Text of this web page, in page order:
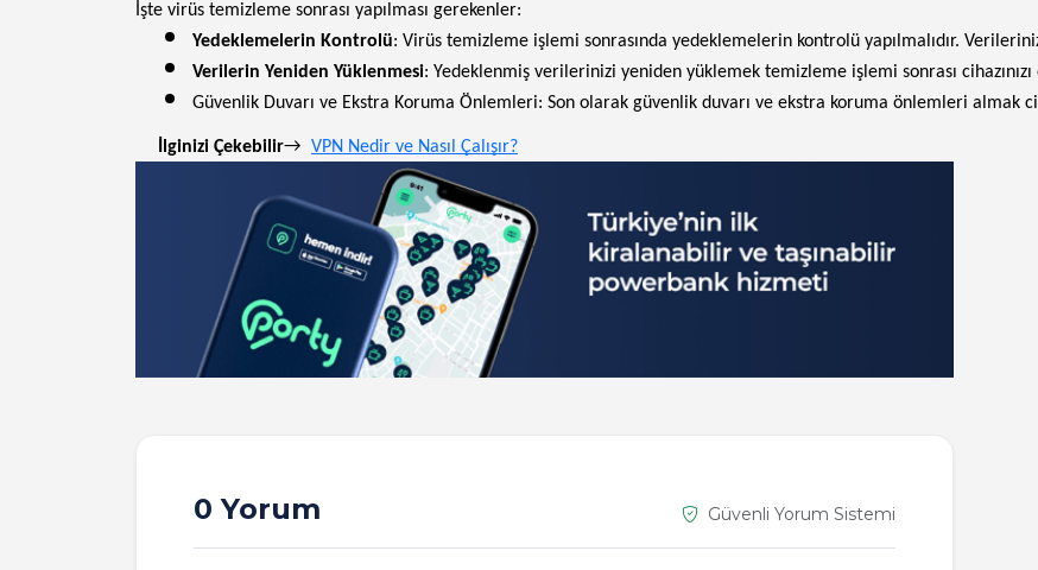
İşte virüs temizleme sonrası yapılması gerekenler:
Yedeklemelerin Kontrolü: Virüs temizleme işlemi sonrasında yedeklemelerin kontrolü yapılmalıdır.
Verilerin Yeniden Yüklenmesi: Yedeklenmiş verilerinizi yeniden yüklemek temizleme işlemi sonrası
Güvenlik Duvarı ve Ekstra Koruma Önlemleri: Son olarak güvenlik duvarı ve ekstra koruma önlemleri almak
İlginizi Çekebilir→ VPN Nedir ve Nasıl Çalışır?
0 Yorum Güvenli Yorum Sistemi